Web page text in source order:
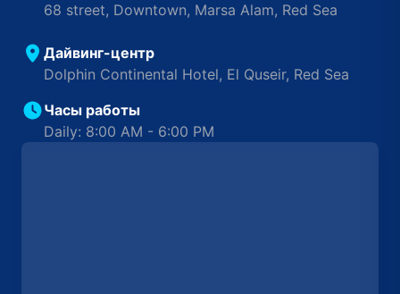
68 street, Downtown, Marsa Alam, Red Sea
Дайвинг-центр
Dolphin Continental Hotel, El Quseir, Red Sea
Часы работы
Daily: 8:00 AM - 6:00 PM